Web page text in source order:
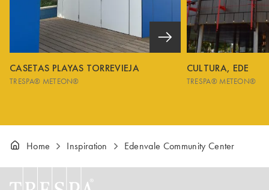
CASETAS PLAYAS TORREVIEJA
TRESPA® METEON®
CULTURA, EDE
TRESPA® METEON®
Home Inspiration Edenvale Community Center